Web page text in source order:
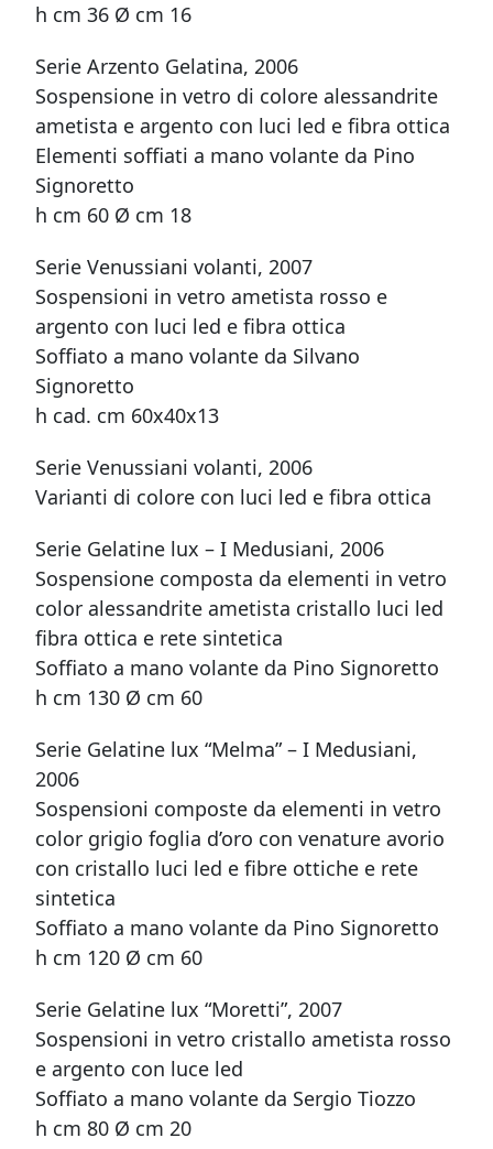
h cm 36 Ø cm 16
Serie Arzento Gelatina, 2006
Sospensione in vetro di colore alessandrite
ametista e argento con luci led e fibra ottica
Elementi soffiati a mano volante da Pino
Signoretto
h cm 60 Ø cm 18
Serie Venussiani volanti, 2007
Sospensioni in vetro ametista rosso e
argento con luci led e fibra ottica
Soffiato a mano volante da Silvano
Signoretto
h cad. cm 60x40x13
Serie Venussiani volanti, 2006
Varianti di colore con luci led e fibra ottica
Serie Gelatine lux – I Medusiani, 2006
Sospensione composta da elementi in vetro
color alessandrite ametista cristallo luci led
fibra ottica e rete sintetica
Soffiato a mano volante da Pino Signoretto
h cm 130 Ø cm 60
Serie Gelatine lux “Melma” – I Medusiani,
2006
Sospensioni composte da elementi in vetro
color grigio foglia d’oro con venature avorio
con cristallo luci led e fibre ottiche e rete
sintetica
Soffiato a mano volante da Pino Signoretto
h cm 120 Ø cm 60
Serie Gelatine lux “Moretti”, 2007
Sospensioni in vetro cristallo ametista rosso
e argento con luce led
Soffiato a mano volante da Sergio Tiozzo
h cm 80 Ø cm 20